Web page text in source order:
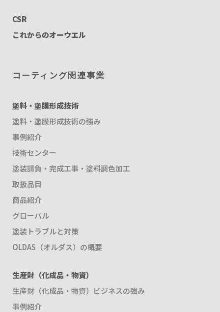
CSR
これからのオーウエル
コーティング関連事業
塗料・塗膜形成技術
塗料・塗膜形成技術の強み
事例紹介
技術センター
塗装請負・完成工事・塗料調色加工
取扱品目
商品紹介
グローバル
塗装トラブルと対策
OLDAS（オルダス）の概要
生産財（化成品・物資）
生産財（化成品・物資）ビジネスの強み
事例紹介